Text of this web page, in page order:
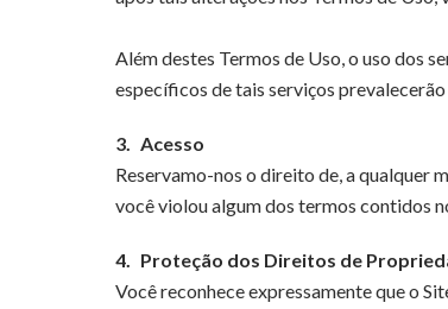
Além destes Termos de Uso, o uso dos
específicos de tais serviços
3. Acesso
Reservamo-nos o direito de, a qualquer
você violou algum dos termos contidos
4. Proteção dos Direitos de
Você reconhece expressamente que o